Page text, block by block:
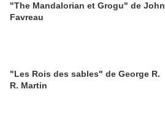
"The Mandalorian et Grogu" de John
Favreau
"Les Rois des sables" de George R.
R. Martin